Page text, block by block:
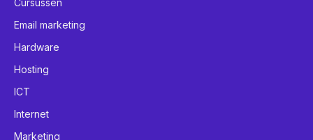
Cursussen
Email marketing
Hardware
Hosting
ICT
Internet
Marketing